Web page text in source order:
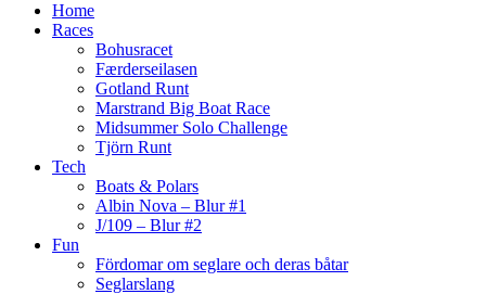
Home
Races
Bohusracet
Færderseilasen
Gotland Runt
Marstrand Big Boat Race
Midsummer Solo Challenge
Tjörn Runt
Tech
Boats & Polars
Albin Nova – Blur #1
J/109 – Blur #2
Fun
Fördomar om seglare och deras båtar
Seglarslang